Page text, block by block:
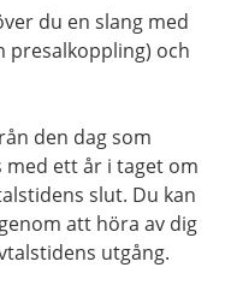
du en slang med
presalkoppling) och
den dag som
med ett år i taget om
slut. Du kan
att höra av dig
utgång.